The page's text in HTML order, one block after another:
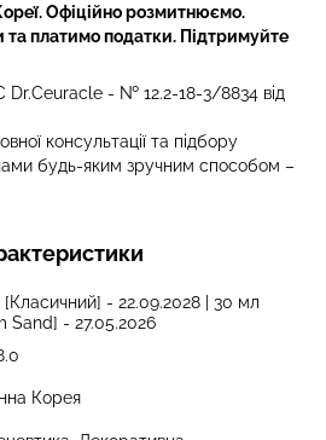
Офіційно розмитнюємо.
та платимо податки. Підтримуйте
Dr.Ceuracle - № 12.2-18-3/8834 від
консультації та підбору
будь-яким зручним способом –
- 22.09.2028 | 30 мл
Sand] - 27.05.2026
Корея